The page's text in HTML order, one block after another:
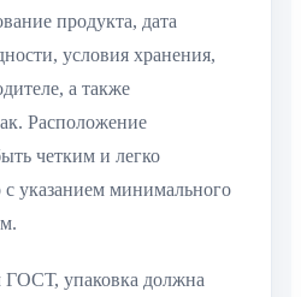
продукта, дата
условия хранения,
а также
Расположение
четким и легко
указанием минимального
ГОСТ, упаковка должна